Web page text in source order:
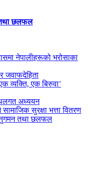
तथा छलफल
नेपालीहरूको भरोसाका
जवाफदेहिता
व्यक्ति, एक बिरुवा’
अध्ययन
सुरक्षा भत्ता वितरण
तथा छलफल